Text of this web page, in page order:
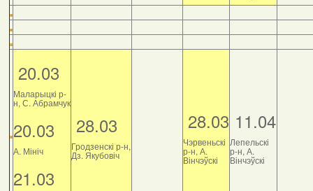
20.03
Маларыцкі р-
н, С. Абрамчук
20.03
А. Мініч
21.03
28.03
Гродзенскі р-н,
Дз. Якубовіч
28.03
Чэрвеньскі
р-н, А.
Вінчэўскі
11.04
Лепельскі
р-н, А.
Вінчэўскі